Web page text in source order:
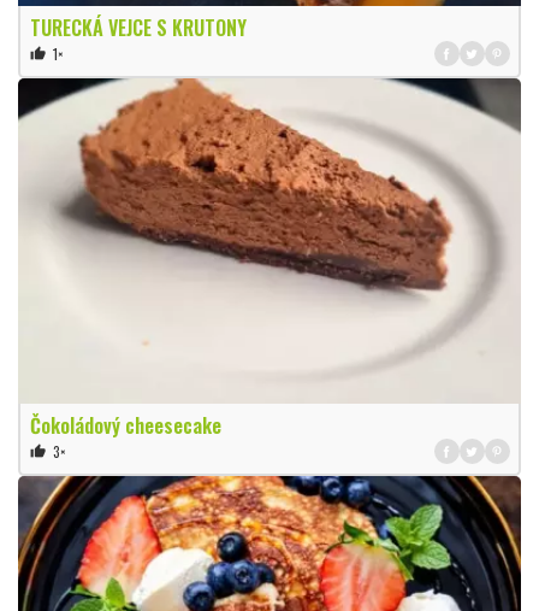
TURECKÁ VEJCE S KRUTONY
thumb_up 1×
Čokoládový cheesecake
thumb_up 3×